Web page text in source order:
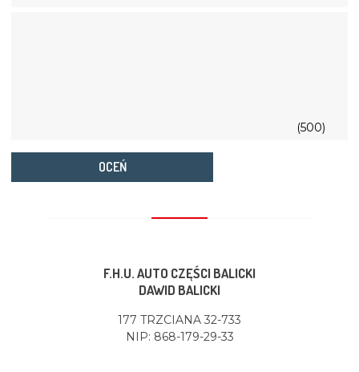
(500)
OCEŃ
F.H.U. AUTO CZĘŚCI BALICKI
DAWID BALICKI
177 TRZCIANA 32-733
NIP: 868-179-29-33